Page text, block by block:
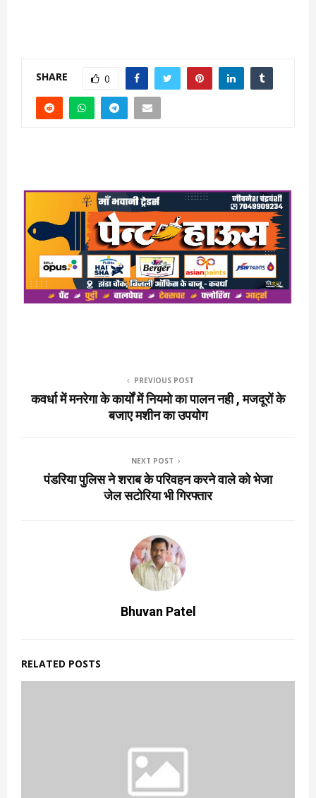
SHARE 0
PREVIOUS POST
कवर्धा में मनरेगा के कार्यों में नियमो का पालन नही , मजदूरों के
बजाए मशीन का उपयोग
NEXT POST
पंडरिया पुलिस ने शराब के परिवहन करने वाले को भेजा
जेल सटोरिया भी गिरफ्तार
Bhuvan Patel
RELATED POSTS